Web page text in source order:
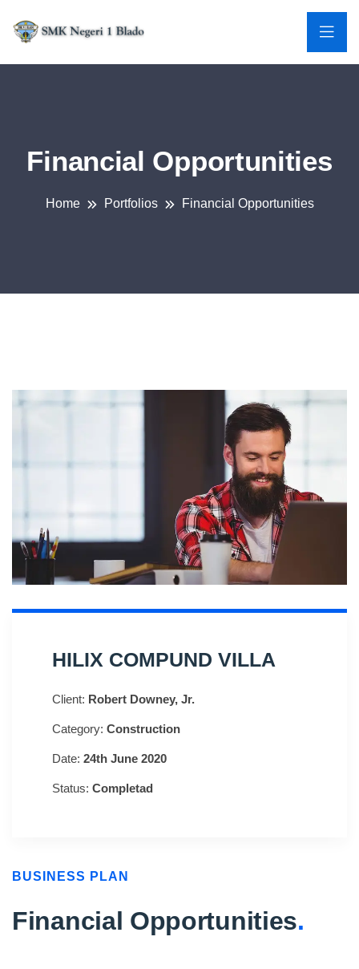
Financial Opportunities
Home Portfolios Financial Opportunities
HILIX COMPUND VILLA
Client: Robert Downey, Jr.
Category: Construction
Date: 24th June 2020
Status: Completad
BUSINESS PLAN
Financial Opportunities.